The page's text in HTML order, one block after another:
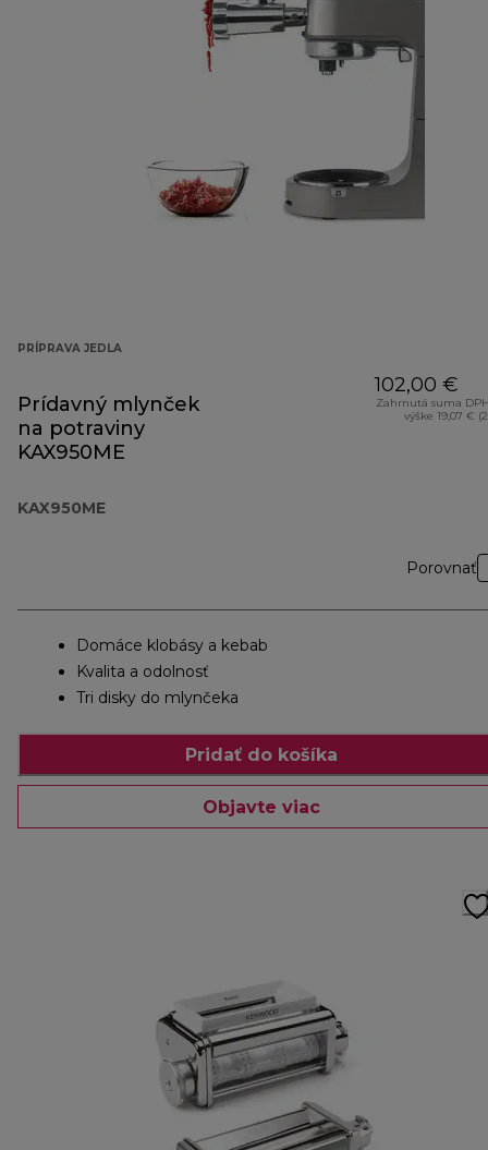
PRÍPRAVA JEDLA
Prídavný mlynček
na potraviny
KAX950ME
KAX950ME
102,00 €
Zahrnutá suma
výške 19,07 €
Porovnať
Domáce klobásy a kebab
Kvalita a odolnosť
Tri disky do mlynčeka
Pridať do košíka
Objavte viac